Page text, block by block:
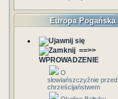
Europa Pogańska
==>>
WPROWADZENIE
O
słowiańszczyźnie przed
chrześcijaństwem